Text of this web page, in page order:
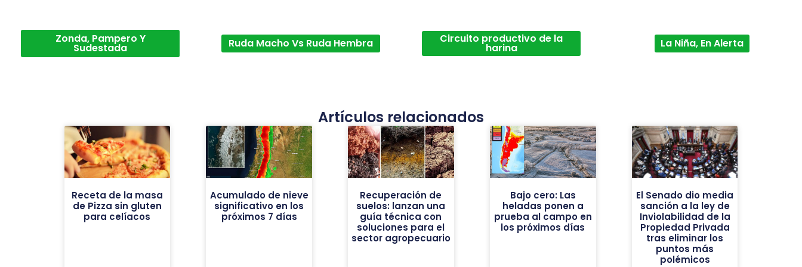
Zonda, Pampero Y
Sudestada Ruda Macho Vs Ruda Hembra Circuito productivo de la
harina La Niña, En Alerta
Artículos relacionados
Receta de la masa
de Pizza sin gluten
para celíacos
Acumulado de nieve
significativo en los
próximos 7 días
Recuperación de
suelos: lanzan una
guía técnica con
soluciones para el
sector agropecuario
Bajo cero: Las
heladas ponen a
prueba al campo en
los próximos días
El Senado dio media
sanción a la ley de
Inviolabilidad de la
Propiedad Privada
tras eliminar los
puntos más
polémicos